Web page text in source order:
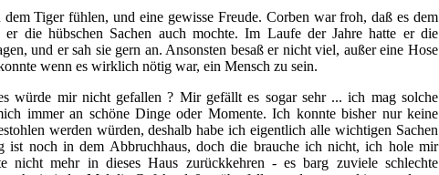
Tiger fühlen, und eine gewisse Freude. Corben war froh, daß es dem
die hübschen Sachen auch mochte. Im Laufe der Jahre hatte er die
und er sah sie gern an. Ansonsten besaß er nicht viel, außer eine Hose
wenn es wirklich nötig war, ein Mensch zu sein.
würde mir nicht gefallen ? Mir gefällt es sogar sehr ... ich mag solche
immer an schöne Dinge oder Momente. Ich konnte bisher nur keine
werden würden, deshalb habe ich eigentlich alle wichtigen Sachen
ist noch in dem Abbruchhaus, doch die brauche ich nicht, ich hole mir
nicht mehr in dieses Haus zurückkehren - es barg zuviele schlechte